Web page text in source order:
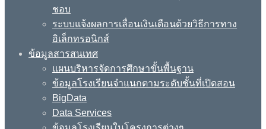
ชอบ
ระบบแจ้งผลการเลื่อนเงินเดือนด้วยวิธีการทาง
อิเล็กทรอนิกส์
ข้อมูลสารสนเทศ
แผนบริหารจัดการศึกษาขั้นพื้นฐาน
ข้อมูลโรงเรียนจำแนกตามระดับชั้นที่เปิดสอน
BigData
Data Services